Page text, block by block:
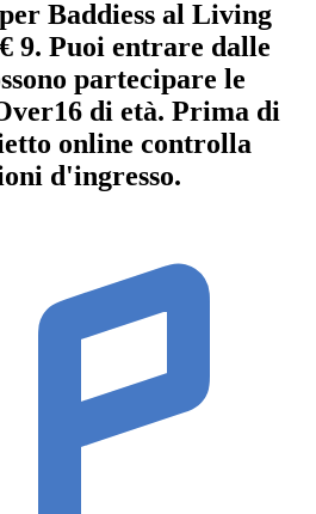
Baddiess al Living
9. Puoi entrare dalle
partecipare le
di età. Prima di
online controlla
d'ingresso.